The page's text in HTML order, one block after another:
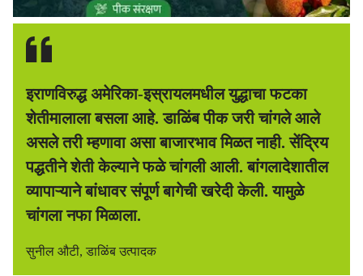
इराणविरुद्ध अमेरिका-इस्रायलमधील युद्धाचा फटका
शेतीमालाला बसला आहे. डाळिंब पीक जरी चांगले आले
असले तरी म्हणावा असा बाजारभाव मिळत नाही. सेंद्रिय
पद्धतीने शेती केल्याने फळे चांगली आली. बांगलादेशातील
व्यापाऱ्याने बांधावर संपूर्ण बागेची खरेदी केली. यामुळे
चांगला नफा मिळाला.
सुनील औटी, डाळिंब उत्पादक